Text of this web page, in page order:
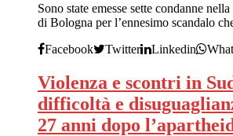
Sono state emesse sette condanne
di Bologna per l’ennesimo scandalo
Facebook
Twitter Linkedin
Violenza e scontri in
difficoltà e
27 anni dopo